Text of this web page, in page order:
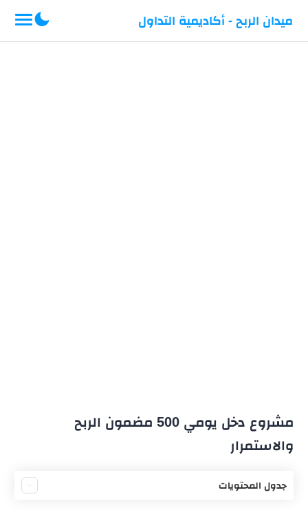
ميدان الربح - أكاديمية التداول
مشروع دخل يومي 500 مضمون الربح
والاستمرار
جدول المحتويات